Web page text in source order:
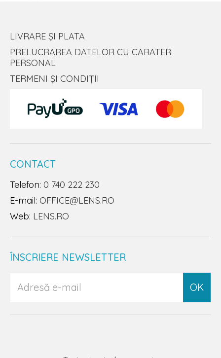
LIVRARE ȘI PLATA
PRELUCRAREA DATELOR CU CARATER
PERSONAL
TERMENI ȘI CONDIȚII
CONTACT
Telefon: 0 740 222 230
E-mail: OFFICE@LENS.RO
Web: LENS.RO
ÎNSCRIERE NEWSLETTER
OK